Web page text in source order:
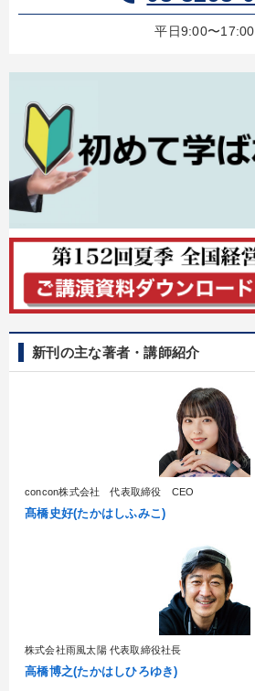
平日9:00〜17:00
新刊の主な著者・講師紹介
concon株式会社 代表取締役 CEO
髙橋史好(たかはしふみこ)
株式会社雨風太陽 代表取締役社長
高橋博之(たかはしひろゆき)